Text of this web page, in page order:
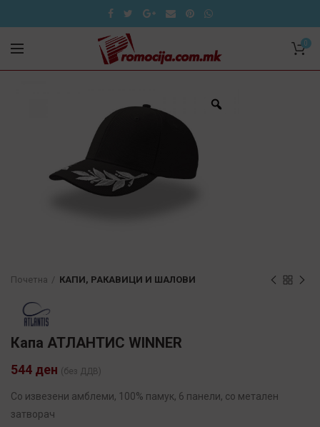
0
Почетна КАПИ, РАКАВИЦИ И ШАЛОВИ
Капа АТЛАНТИС WINNER
544 ден (без ДДВ)
Со извезени амблеми, 100% памук, 6 панели, со метален
затворач